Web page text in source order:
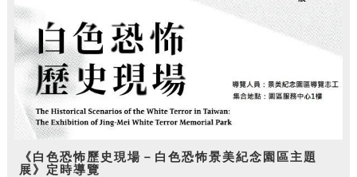
《白色恐怖歷史現場－白色恐怖景美紀念園區主題
展》定時導覽